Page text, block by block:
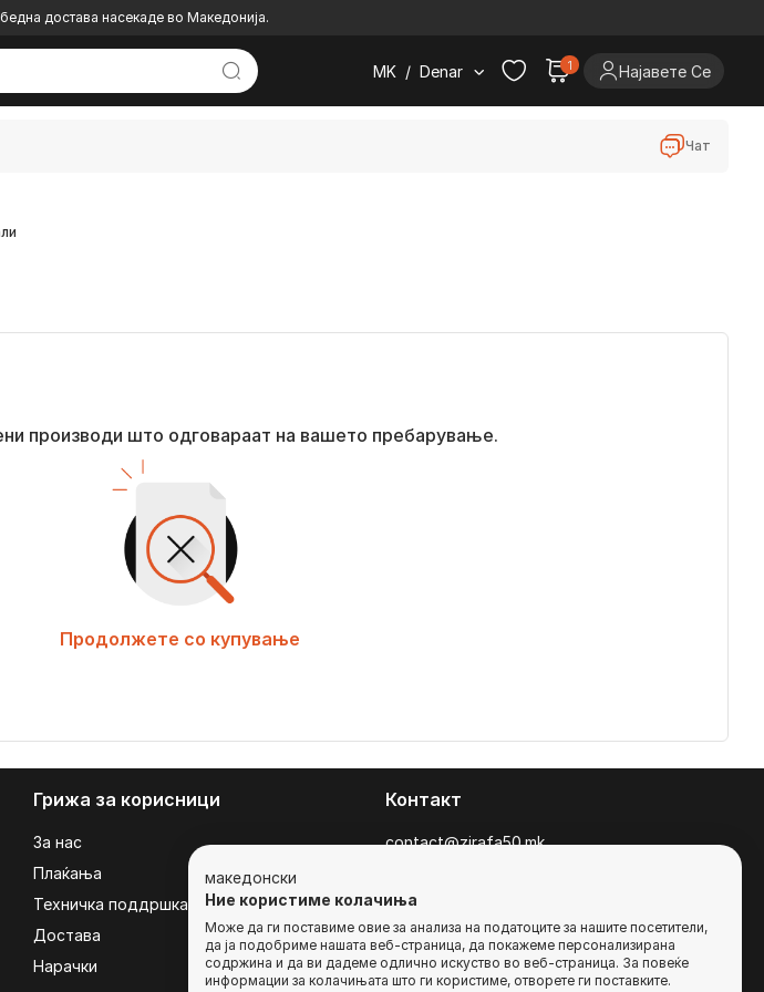
достава насекаде во Македонија.
MK / Denar 1 Најавете Се
Чат
производи што одговараат на вашето пребарување.
Продолжете со купување
Грижа за корисници
За нас
Плаќања
Техничка поддршка
Достава
Нарачки
Контакт
contact@zirafa50.mk
За барања на понуди, контактирајте нѐ
на:
b2b@zirafa50.mk
македонски
Ние користиме колачиња
Може да ги поставиме овие за анализа на податоците за нашите посетители,
да ја подобриме нашата веб-страница, да покажеме персонализирана
содржина и да ви дадеме одлично искуство во веб-страница. За повеќе
информации за колачињата што ги користиме, отворете ги поставките.